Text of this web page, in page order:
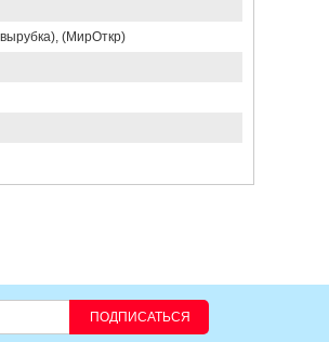
(МирОткр)
ПОДПИСАТЬСЯ